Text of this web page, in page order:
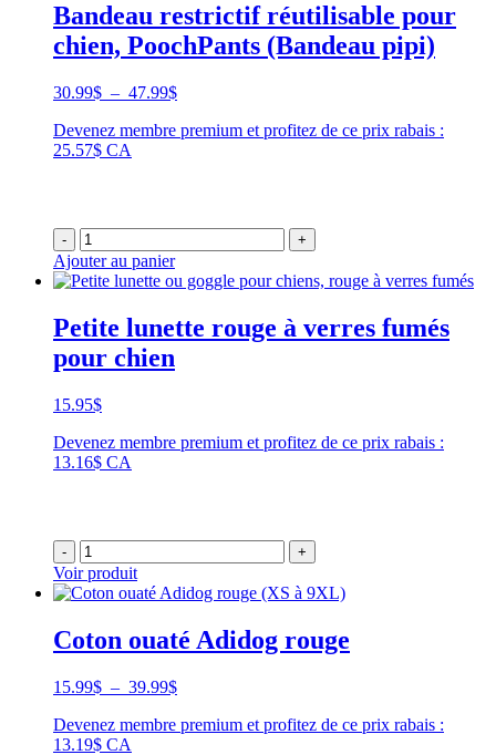
Bandeau restrictif réutilisable pour
chien, PoochPants (Bandeau pipi)
30.99$ – 47.99$Plage
prix :
Devenez membre premium et profitez de ce prix rabais :
25.57$ CA
- +
Ajouter au panier
Petite lunette rouge à verres fumés
pour chien
15.95$
Devenez membre premium et profitez de ce prix rabais :
13.16$ CA
- +
Voir produit
Coton ouaté Adidog rouge
15.99$ – 39.99$Plage
prix :
Devenez membre premium et profitez de ce prix rabais :
13.19$ CA